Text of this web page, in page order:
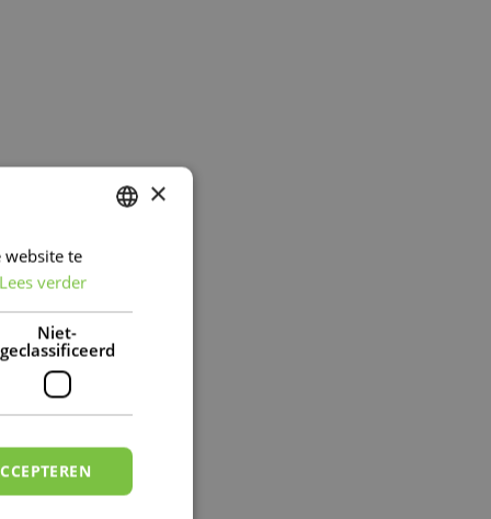
×
website te
Lees verder
Niet-
geclassificeerd